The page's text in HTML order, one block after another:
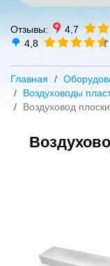
Отзывы: 4,7
4,8
Главная
Воздуховоды
Воздуховод